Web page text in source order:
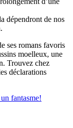
dépendront de nos
ses romans favoris
moelleux, une
Trouvez chez
déclarations
fantasme!